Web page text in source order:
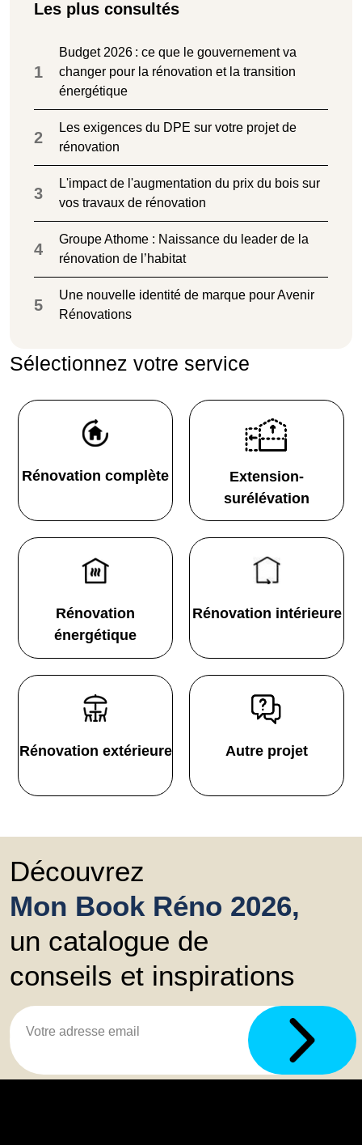
Les plus consultés
1
Budget 2026 : ce que le gouvernement va
changer pour la rénovation et la transition
énergétique
2
Les exigences du DPE sur votre projet de
rénovation
3
L'impact de l'augmentation du prix du bois sur
vos travaux de rénovation
4
Groupe Athome : Naissance du leader de la
rénovation de l’habitat
5
Une nouvelle identité de marque pour Avenir
Rénovations
Sélectionnez votre service
Rénovation complète
Extension-
surélévation
Rénovation
énergétique
Rénovation intérieure
Rénovation extérieure Autre projet
Découvrez
Mon Book Réno 2026,
un catalogue de
conseils et inspirations